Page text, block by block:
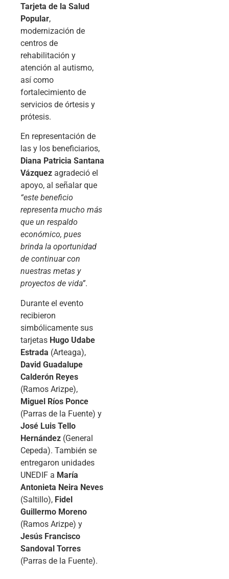
Tarjeta de la Salud
Popular,
modernización de
centros de
rehabilitación y
atención al autismo,
así como
fortalecimiento de
servicios de órtesis y
prótesis.
En representación de
las y los beneficiarios,
Diana Patricia Santana
Vázquez agradeció el
apoyo, al señalar que
“este beneficio
representa mucho más
que un respaldo
económico, pues
brinda la oportunidad
de continuar con
nuestras metas y
proyectos de vida”.
Durante el evento
recibieron
simbólicamente sus
tarjetas Hugo Udabe
Estrada (Arteaga),
David Guadalupe
Calderón Reyes
(Ramos Arizpe),
Miguel Ríos Ponce
(Parras de la Fuente) y
José Luis Tello
Hernández (General
Cepeda). También se
entregaron unidades
UNEDIF a María
Antonieta Neira Neves
(Saltillo), Fidel
Guillermo Moreno
(Ramos Arizpe) y
Jesús Francisco
Sandoval Torres
(Parras de la Fuente).